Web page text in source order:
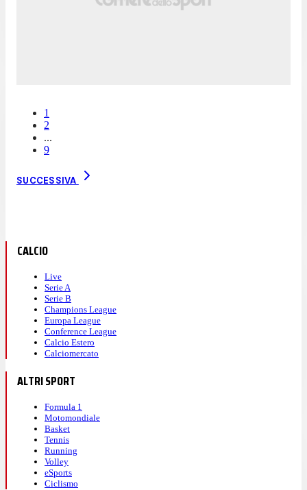
1
2
...
9
SUCCESSIVA
CALCIO
Live
Serie A
Serie B
Champions League
Europa League
Conference League
Calcio Estero
Calciomercato
ALTRI SPORT
Formula 1
Motomondiale
Basket
Tennis
Running
Volley
eSports
Ciclismo